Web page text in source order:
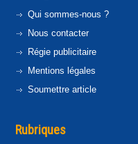
Qui sommes-nous ?
Nous contacter
Régie publicitaire
Mentions légales
Soumettre article
Rubriques